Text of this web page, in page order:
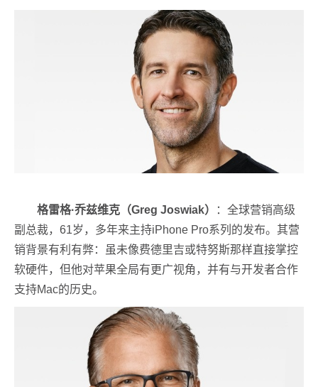
格雷格·乔兹维克（Greg Joswiak）
：全球营销高级
副总裁，61岁，多年来主持iPhone Pro系列的发布。其营
销背景有利有弊：虽未像费德里吉或特努斯那样直接掌控
软硬件，但他对苹果全局有更广视角，并有与开发者合作
支持Mac的历史。